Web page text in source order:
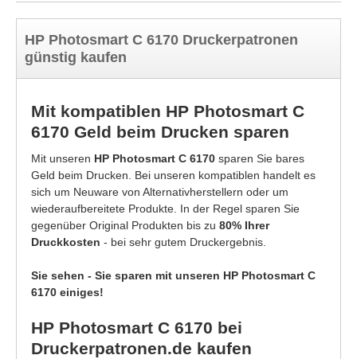
HP Photosmart C 6170 Druckerpatronen
günstig kaufen
Mit kompatiblen HP Photosmart C
6170 Geld beim Drucken sparen
Mit unseren HP Photosmart C 6170 sparen Sie bares
Geld beim Drucken. Bei unseren kompatiblen handelt es
sich um Neuware von Alternativherstellern oder um
wiederaufbereitete Produkte. In der Regel sparen Sie
gegenüber Original Produkten bis zu 80% Ihrer
Druckkosten - bei sehr gutem Druckergebnis.
Sie sehen - Sie sparen mit unseren HP Photosmart C
6170 einiges!
HP Photosmart C 6170 bei
Druckerpatronen.de kaufen